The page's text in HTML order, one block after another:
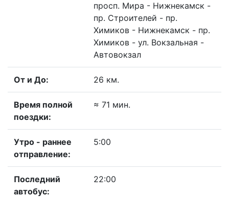
просп. Мира - Нижнекамск -
пр. Строителей - пр.
Химиков - Нижнекамск - пр.
Химиков - ул. Вокзальная -
Автовокзал
От и До: 26 км.
Время полной
поездки:
≈ 71 мин.
Утро - раннее
отправление:
5:00
Последний
автобус:
22:00